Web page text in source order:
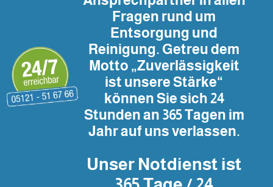
Fragen rund um
Entsorgung und
Reinigung. Getreu dem
Motto „Zuverlässigkeit
ist unsere Stärke“
können Sie sich 24
Stunden an 365 Tagen im
Jahr auf uns verlassen.
Unser Notdienst ist